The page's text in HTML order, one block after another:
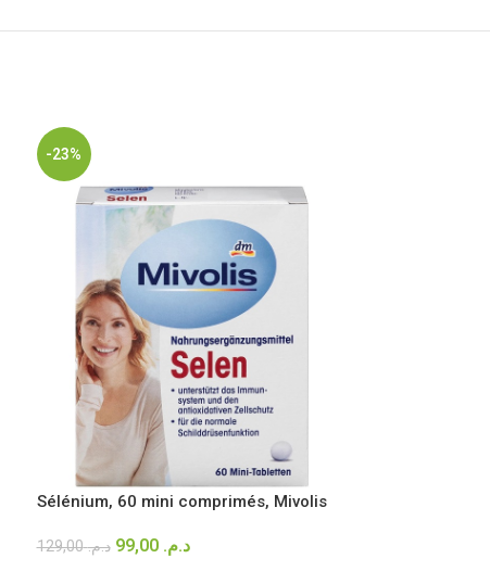
-23%
Sélénium, 60 mini comprimés, Mivolis
د.م.129,00 د.م. 99,00